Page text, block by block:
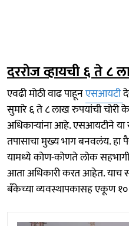
दररोज व्हायची ६ ते ८
एवढी मोठी वाढ पाहूनएसआयटी
सुमारे ६ ते ८ लाख रुपयांची
अधिकाऱ्यांना आहे. एसआयटीने
तपासाचा मुख्य भाग बनवलंय. हा
यामध्ये कोण-कोणते लोक सहभागी
आता अधिकारी करत आहेत. याच
बँकेच्या व्यवस्थापकासह एकूण